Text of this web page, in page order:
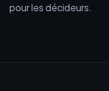
pour les décideurs.